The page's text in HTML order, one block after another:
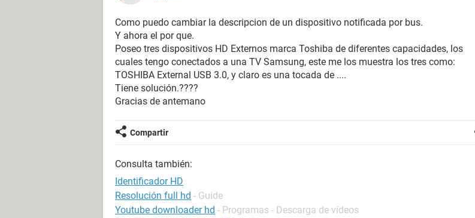
Como puedo cambiar la descripcion de un dispositivo notificada por bus.
Y ahora el por que.
Poseo tres dispositivos HD Externos marca Toshiba de diferentes capacidades, los
cuales tengo conectados a una TV Samsung, este me los muestra los tres como:
TOSHIBA External USB 3.0, y claro es una tocada de ....
Tiene solución.????
Gracias de antemano
Compartir
Consulta también:
Identificador HD
Resolución full hd - Guide
Youtube downloader hd - Programas - Descarga de vídeos